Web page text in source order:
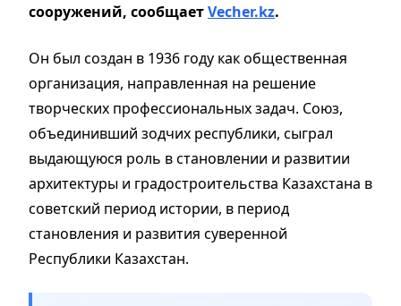
сооружений, сообщаетVecher.kz.
Он был создан в 1936 году как общественная
организация, направленная на решение
творческих профессиональных задач. Союз,
объединивший зодчих республики, сыграл
выдающуюся роль в становлении и развитии
архитектуры и градостроительства Казахстана в
советский период истории, в период
становления и развития суверенной
Республики Казахстан.